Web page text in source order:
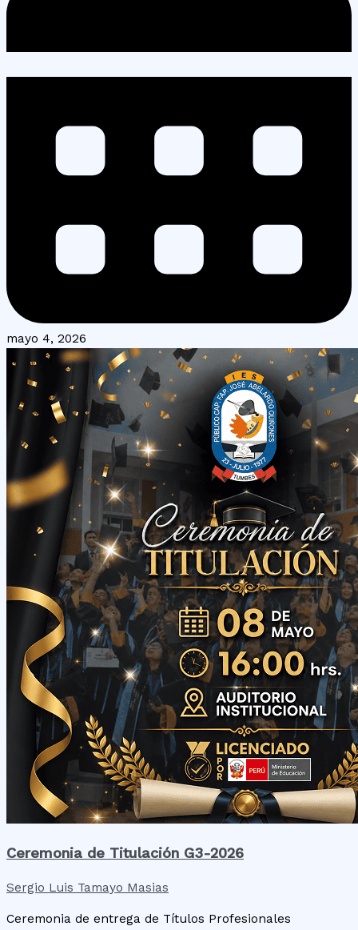
mayo 4, 2026
Ceremonia de Titulación G3-2026
Sergio Luis Tamayo Masias
Ceremonia de entrega de Títulos Profesionales